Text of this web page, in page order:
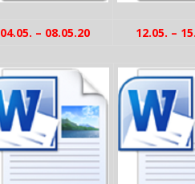
04.05. – 08.05.20 12.05. –